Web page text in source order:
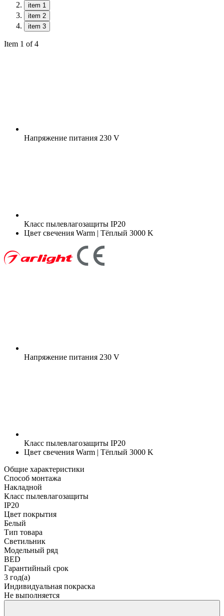
item 1
item 2
item 3
Item 1 of 4
Напряжение питания 230 V
Класс пылевлагозащиты IP20
Цвет свечения Warm | Тёплый 3000 K
Напряжение питания 230 V
Класс пылевлагозащиты IP20
Цвет свечения Warm | Тёплый 3000 K
Общие характеристики
Способ монтажа
Накладной
Класс пылевлагозащиты
IP20
Цвет покрытия
Белый
Тип товара
Светильник
Модельный ряд
BED
Гарантийный срок
3 год(а)
Индивидуальная покраска
Не выполняется